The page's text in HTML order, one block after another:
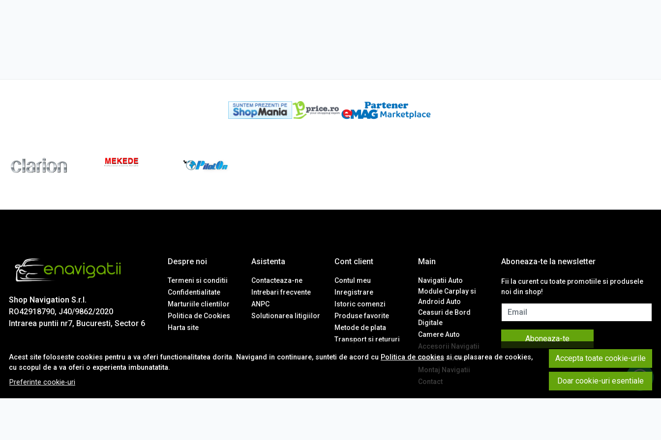
Acest site foloseste cookies pentru a va oferi functionalitatea dorita. Navigand in continuare, sunteti de acord cu Politica de cookiessi cu plasarea de cookies,
cu scopul de a va oferi o experienta imbunatatita.
Preferinte cookie-uri
Accepta toate cookie-urile
Doar cookie-uri esentiale
Shop Navigation S.r.l.
RO42918790, J40/9862/2020
Intrarea puntii nr7, Bucuresti, Sector 6
Despre noi
Termeni si conditii
Confidentialitate
Marturiile clientilor
Politica de Cookies
Harta site
Asistenta
Contacteaza-ne
Intrebari frecvente
ANPC
Solutionarea litigiilor
Cont client
Contul meu
Inregistrare
Istoric comenzi
Produse favorite
Metode de plata
Transport si retururi
Main
Navigatii Auto
Module Carplay si
Android Auto
Ceasuri de Bord
Digitale
Camere Auto
Accesorii Navigatii
Sisteme Audio
Montaj Navigatii
Contact
Aboneaza-te la newsletter
Fii la curent cu toate promotiile si produsele
noi din shop!
Email
Aboneaza-te